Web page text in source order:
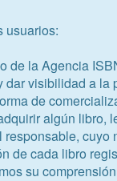
usuarios:
de la Agencia
dar visibilidad a la
de
algún libro,
responsable, cuyo
de cada libro
su